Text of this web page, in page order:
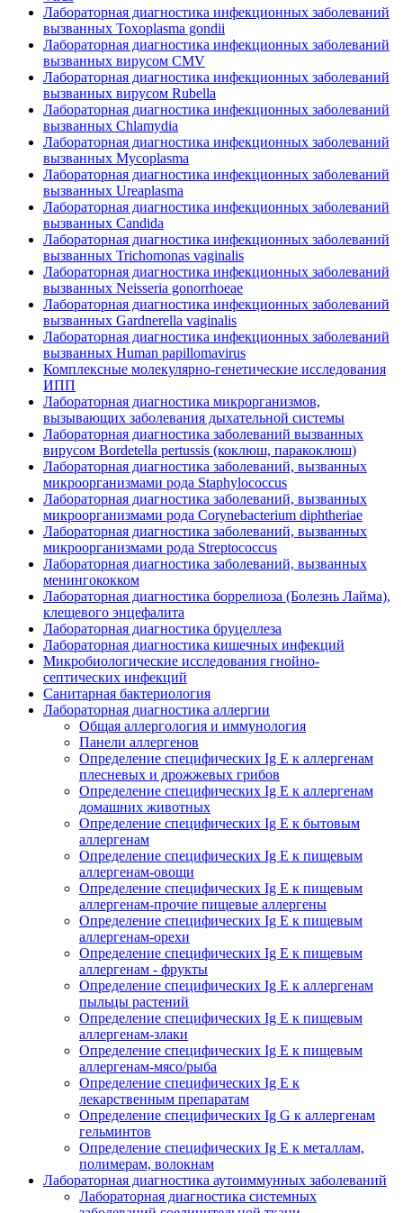
Лабораторная диагностика инфекционных заболеваний
вызванных Toxoplasmа gondii
Лабораторная диагностика инфекционных заболеваний
вызванных вирусом CMV
Лабораторная диагностика инфекционных заболеваний
вызванных вирусом Rubella
Лабораторная диагностика инфекционных заболеваний
вызванных Chlamydia
Лабораторная диагностика инфекционных заболеваний
вызванных Муcoplasma
Лабораторная диагностика инфекционных заболеваний
вызванных Ureaplasma
Лабораторная диагностика инфекционных заболеваний
вызванных Candida
Лабораторная диагностика инфекционных заболеваний
вызванных Trichomonas vaginalis
Лабораторная диагностика инфекционных заболеваний
вызванных Neisseria gonorrhoeae
Лабораторная диагностика инфекционных заболеваний
вызванных Gardnerella vaginalis
Лабораторная диагностика инфекционных заболеваний
вызванных Human papillomavirus
Комплексные молекулярно-генетические исследования
ИПП
Лабораторная диагностика микрорганизмов,
вызывающих заболевания дыхательной системы
Лабораторная диагностика заболеваний вызванных
вирусом Bordetella pertussis (коклюш, паракоклюш)
Лабораторная диагностика заболеваний, вызванных
микроорганизмами рода Staphylococcus
Лабораторная диагностика заболеваний, вызванных
микроорганизмами рода Corynebacterium diphtheriae
Лабораторная диагностика заболеваний, вызванных
микроорганизмами рода Streptococcus
Лабораторная диагностика заболеваний, вызванных
менингококком
Лабораторная диагностика боррелиоза (Болезнь Лайма),
клещевого энцефалита
Лабораторная диагностика бруцеллеза
Лабораторная диагностика кишечных инфекций
Микробиологические исследования гнойно-
септических инфекций
Санитарная бактериология
Лабораторная диагностика аллергии
Общая аллергология и иммунология
Панели аллергенов
Определение специфических Ig E к аллергенам
плесневых и дрожжевых грибов
Определение специфических Ig E к аллергенам
домашних животных
Определение специфических Ig E к бытовым
аллергенам
Определение специфических Ig E к пищевым
аллергенам-овощи
Определение специфических Ig E к пищевым
аллергенам-прочие пищевые аллергены
Определение специфических Ig E к пищевым
аллергенам-орехи
Определение специфических Ig E к пищевым
аллергенам - фрукты
Определение специфических Ig E к аллергенам
пыльцы растений
Определение специфических Ig E к пищевым
аллергенам-злаки
Определение специфических Ig E к пищевым
аллергенам-мясо/рыба
Определение специфических Ig E к
лекарственным препаратам
Определение специфических Ig G к аллергенам
гельминтов
Определение специфических Ig E к металлам,
полимерам, волокнам
Лабораторная диагностика аутоиммунных заболеваний
Лабораторная диагностика системных